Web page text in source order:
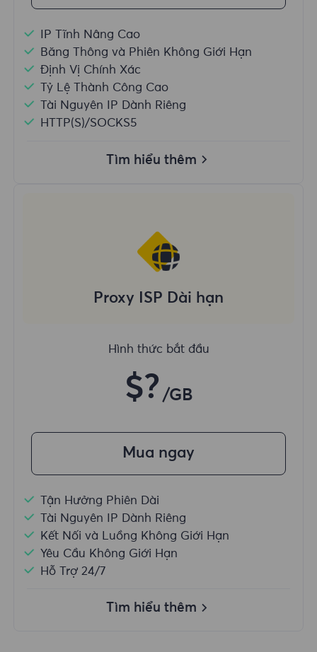
IP Tĩnh Nâng Cao
Băng Thông và Phiên Không Giới Hạn
Định Vị Chính Xác
Tỷ Lệ Thành Công Cao
Tài Nguyên IP Dành Riêng
HTTP(S)/SOCKS5
Tìm hiểu thêm
Proxy ISP Dài hạn
Hình thức bắt đầu
$? /GB
Mua ngay
Tận Hưởng Phiên Dài
Tài Nguyên IP Dành Riêng
Kết Nối và Luồng Không Giới Hạn
Yêu Cầu Không Giới Hạn
Hỗ Trợ 24/7
Tìm hiểu thêm